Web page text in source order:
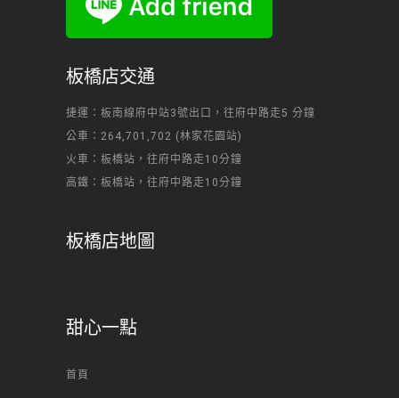
板橋店交通
捷運：板南線府中站3號出口，往府中路走5 分鐘
公車：264,701,702 (林家花園站)
火車：板橋站，往府中路走10分鐘
高鐵：板橋站，往府中路走10分鐘
板橋店地圖
甜心一點
首頁